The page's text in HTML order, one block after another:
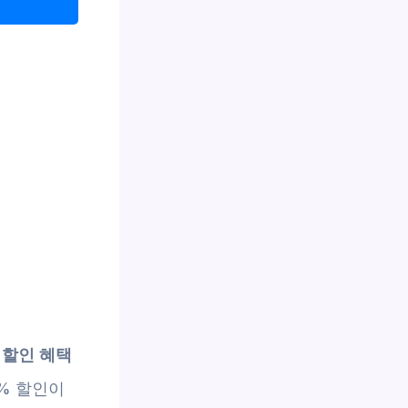
인 혜택
할인이